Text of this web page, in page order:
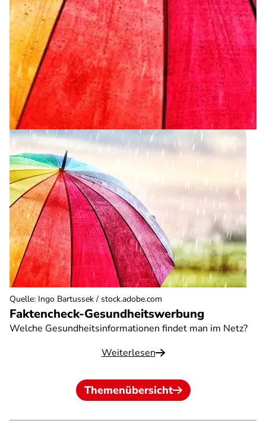
Faktencheck-Gesundheitswerbung
Welche Gesundheitsinformationen findet man im Netz?
Weiterlesen
Quelle: Ingo Bartussek / stock.adobe.com
Themenübersicht